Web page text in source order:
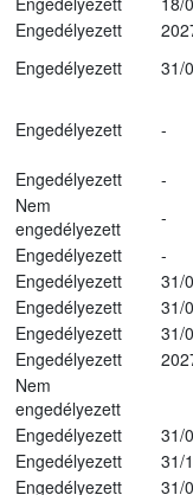
Engedélyezett
Engedélyezett
31/
Engedélyezett -
Engedélyezett
-
Nem
engedélyezett
-
Engedélyezett
-
Engedélyezett
31/
Engedélyezett
31/
Engedélyezett
31/
Engedélyezett
Nem
engedélyezett
Engedélyezett
31/
Engedélyezett
31/
Engedélyezett
31/